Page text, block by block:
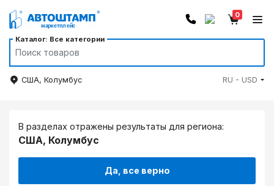
Каталог: Все категории
0
США, Колумбус RU - USD
В разделах отражены результаты для региона:
США, Колумбус
Да, все верно